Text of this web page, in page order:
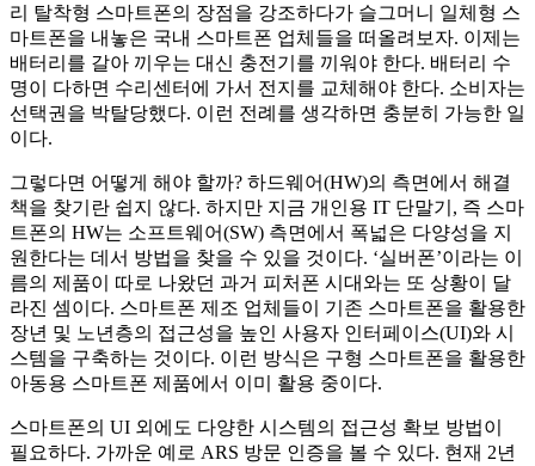
리 탈착형 스마트폰의 장점을 강조하다가 슬그머니 일체형 스
마트폰을 내놓은 국내 스마트폰 업체들을 떠올려보자. 이제는
배터리를 갈아 끼우는 대신 충전기를 끼워야 한다. 배터리 수
명이 다하면 수리센터에 가서 전지를 교체해야 한다. 소비자는
선택권을 박탈당했다. 이런 전례를 생각하면 충분히 가능한 일
이다.
그렇다면 어떻게 해야 할까? 하드웨어(HW)의 측면에서 해결
책을 찾기란 쉽지 않다. 하지만 지금 개인용 IT 단말기, 즉 스마
트폰의 HW는 소프트웨어(SW) 측면에서 폭넓은 다양성을 지
원한다는 데서 방법을 찾을 수 있을 것이다. ‘실버폰’이라는 이
름의 제품이 따로 나왔던 과거 피처폰 시대와는 또 상황이 달
라진 셈이다. 스마트폰 제조 업체들이 기존 스마트폰을 활용한
장년 및 노년층의 접근성을 높인 사용자 인터페이스(UI)와 시
스템을 구축하는 것이다. 이런 방식은 구형 스마트폰을 활용한
아동용 스마트폰 제품에서 이미 활용 중이다.
스마트폰의 UI 외에도 다양한 시스템의 접근성 확보 방법이
필요하다. 가까운 예로 ARS 방문 인증을 볼 수 있다. 현재 2년